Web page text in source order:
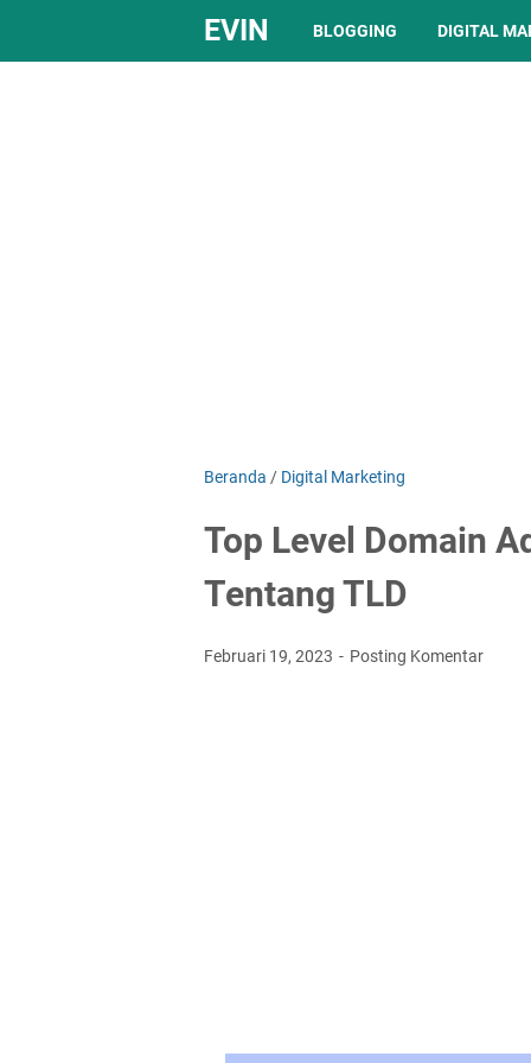
EVIN BLOGGING DIGITAL
Beranda / Digital Marketing
Top Level Domain
Tentang TLD
Februari 19, 2023 Posting Komentar